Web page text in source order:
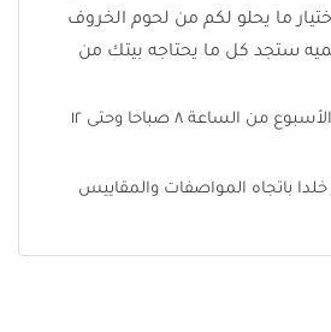
ما يحلو لكم من لحوم الخروف
ستجد كل ما يحتاجه بيتك من
نستقبلكم جميع أيام الأسبوع من الساعة ٨ صباحا وحتى ١٢
باتجاه المواصفات والمقاييس